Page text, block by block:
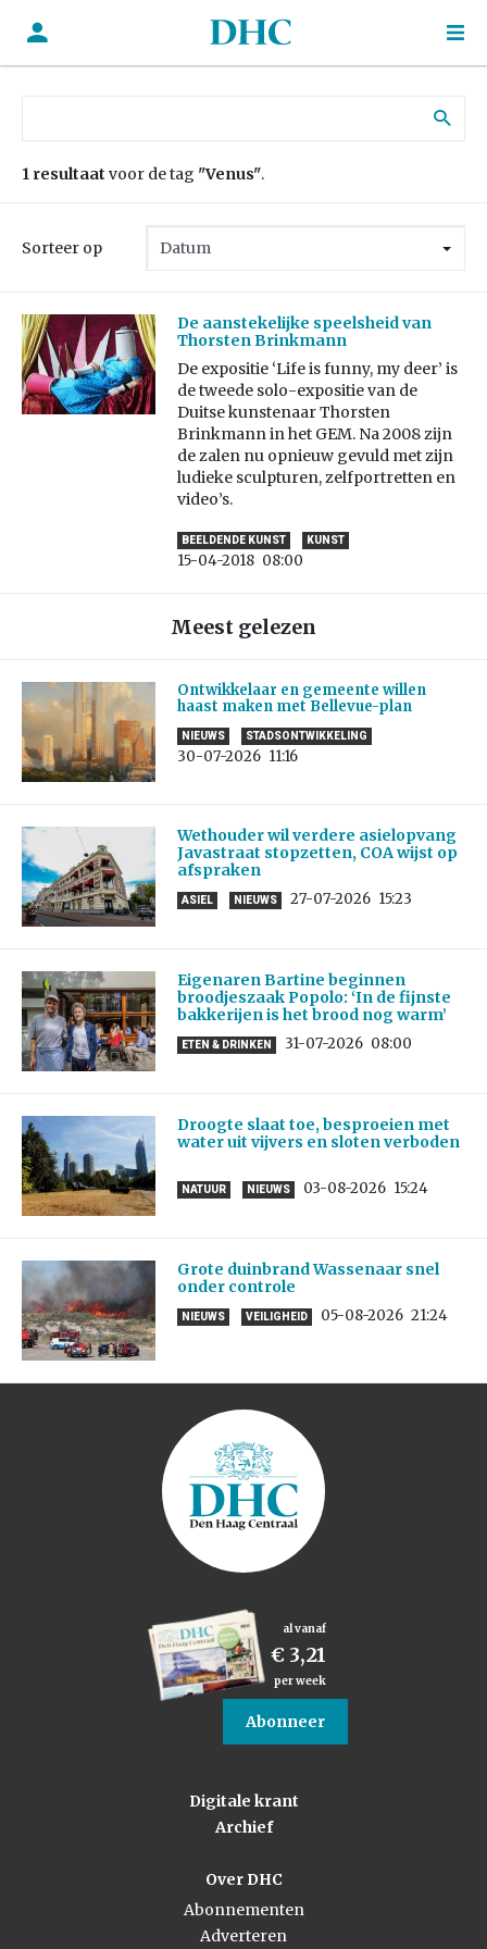
1 resultaat voor de tag "Venus".
Sorteer op
De aanstekelijke speelsheid van
Thorsten Brinkmann
De expositie ‘Life is funny, my deer’ is
de tweede solo-expositie van de
Duitse kunstenaar Thorsten
Brinkmann in het GEM. Na 2008 zijn
de zalen nu opnieuw gevuld met zijn
ludieke sculpturen, zelfportretten en
video’s.
BEELDENDE KUNST KUNST
15-04-2018 08:00
Meest gelezen
Ontwikkelaar en gemeente willen
haast maken met Bellevue-plan
NIEUWS STADSONTWIKKELING
30-07-2026 11:16
Wethouder wil verdere asielopvang
Javastraat stopzetten, COA wijst op
afspraken
ASIEL NIEUWS 27-07-2026 15:23
Eigenaren Bartine beginnen
broodjeszaak Popolo: ‘In de fijnste
bakkerijen is het brood nog warm’
ETEN & DRINKEN 31-07-2026 08:00
Droogte slaat toe, besproeien met
water uit vijvers en sloten verboden
NATUUR NIEUWS 03-08-2026 15:24
Grote duinbrand Wassenaar snel
onder controle
NIEUWS VEILIGHEID 05-08-2026 21:24
al vanaf
€ 3,21
per week
Abonneer
Digitale krant
Archief
Over DHC
Abonnementen
Adverteren